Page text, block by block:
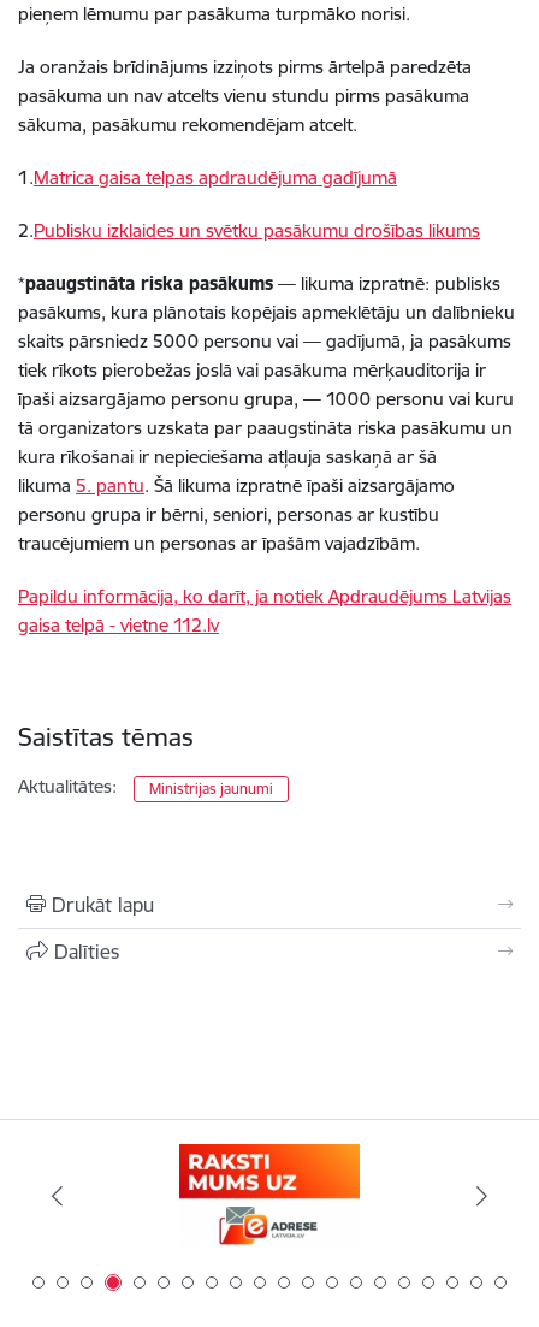
pieņem lēmumu par pasākuma turpmāko norisi.
Ja oranžais brīdinājums izziņots pirms ārtelpā paredzēta
pasākuma un nav atcelts vienu stundu pirms pasākuma
sākuma, pasākumu rekomendējam atcelt.
1.Matrica gaisa telpas apdraudējuma gadījumā
2.Publisku izklaides un svētku pasākumu drošības likums
*paaugstināta riska pasākums — likuma izpratnē: publisks
pasākums, kura plānotais kopējais apmeklētāju un dalībnieku
skaits pārsniedz 5000 personu vai — gadījumā, ja pasākums
tiek rīkots pierobežas joslā vai pasākuma mērķauditorija ir
īpaši aizsargājamo personu grupa, — 1000 personu vai kuru
tā organizators uzskata par paaugstināta riska pasākumu un
kura rīkošanai ir nepieciešama atļauja saskaņā ar šā
likuma 5. pantu. Šā likuma izpratnē īpaši aizsargājamo
personu grupa ir bērni, seniori, personas ar kustību
traucējumiem un personas ar īpašām vajadzībām.
Papildu informācija, ko darīt, ja notiek Apdraudējums Latvijas
gaisa telpā - vietne 112.lv
Saistītas tēmas
Aktualitātes: Ministrijas jaunumi
Drukāt lapu
Dalīties